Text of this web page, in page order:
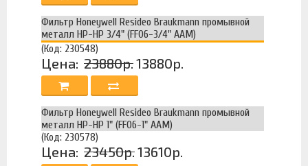
Фильтр Honeywell Resideo Braukmann промывной
металл НР-НР 3/4" (FF06-3/4" AAM)
(Код: 230548)
Цена: 23880р.13880р.
Фильтр Honeywell Resideo Braukmann промывной
металл НР-НР 1" (FF06-1" AAM)
(Код: 230578)
Цена: 23450р.13610р.